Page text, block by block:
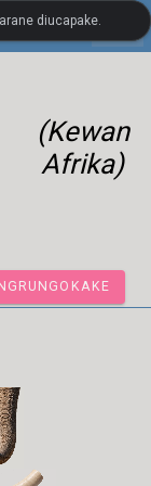
Jerman
(Kewan
Afrika)
diucapake.